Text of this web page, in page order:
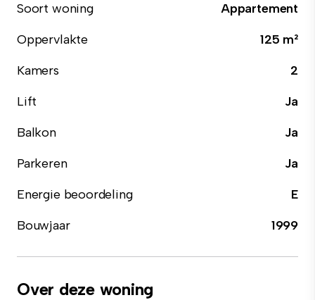
Soort woning
Appartement
Oppervlakte
125 m²
Kamers
2
Lift
Ja
Balkon
Ja
Parkeren
Ja
Energie beoordeling
E
Bouwjaar
1999
Over deze woning